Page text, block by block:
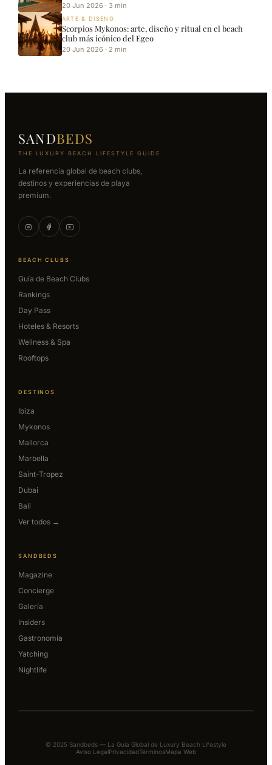
20 Jun 2026 · 3 min
ARTE & DISENO
Scorpios Mykonos: arte, diseño y ritual en el beach
club más icónico del Egeo
20 Jun 2026 · 2 min
SANDBEDS
THE LUXURY BEACH LIFESTYLE GUIDE
La referencia global de beach clubs,
destinos y experiencias de playa
premium.
BEACH CLUBS
Guía de Beach Clubs
Rankings
Day Pass
Hoteles & Resorts
Wellness & Spa
Rooftops
DESTINOS
Ibiza
Mykonos
Mallorca
Marbella
Saint-Tropez
Dubai
Bali
Ver todos →
SANDBEDS
Magazine
Concierge
Galería
Insiders
Gastronomía
Yatching
Nightlife
© 2025 Sandbeds — La Guía Global de Luxury Beach Lifestyle
Aviso LegalPrivacidadTérminosMapa Web